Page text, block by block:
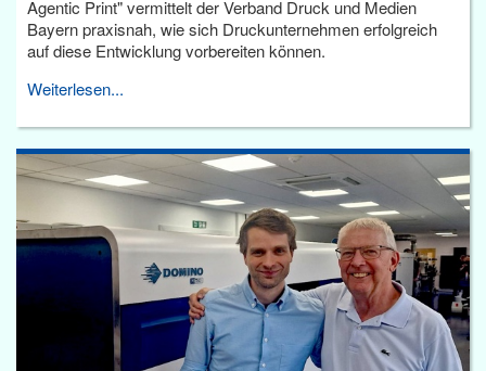
Agentic Print" vermittelt der Verband Druck und Medien
Bayern praxisnah, wie sich Druckunternehmen erfolgreich
auf diese Entwicklung vorbereiten können.
Weiterlesen...